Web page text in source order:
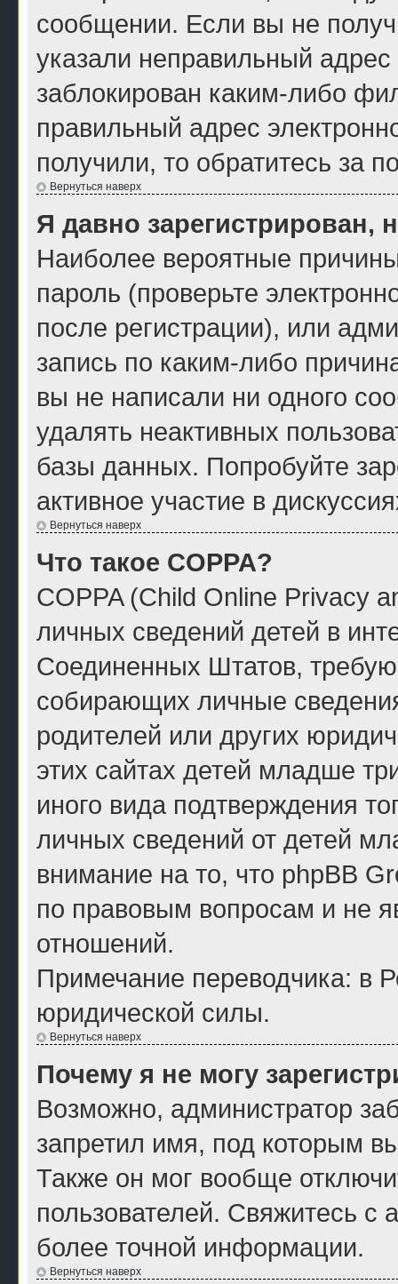
сообщении. Если вы не
указали неправильный
заблокирован каким-либо
правильный адрес
получили, то обратитесь за
Вернуться наверх
Я давно зарегистрирован,
Наиболее вероятные
пароль (проверьте
после регистрации), или
запись по каким-либо
вы не написали ни одного
удалять неактивных
базы данных. Попробуйте
активное участие в
Вернуться наверх
Что такое COPPA?
COPPA (Child Online Privacy
личных сведений детей в
Соединенных Штатов,
собирающих личные
родителей или других
этих сайтах детей младше
иного вида подтверждения
личных сведений от детей
внимание на то, что phpBB
по правовым вопросам и не
отношений.
Примечание переводчика: в
юридической силы.
Вернуться наверх
Почему я не могу
Возможно, администратор
запретил имя, под которым
Также он мог вообще
пользователей. Свяжитесь с
более точной информации.
Вернуться наверх